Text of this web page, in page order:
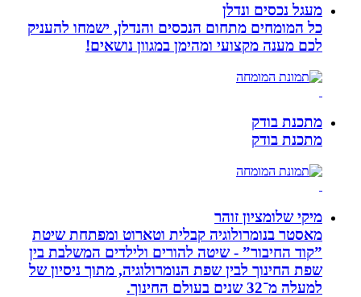
מעגל נכסים ונדלן
כל המומחים מתחום הנכסים והנדלן, ישמחו להעניק
לכם מענה מקצועי ומהימן במגוון נושאים!
מתכנת בודק
מתכנת בודק
מיקי שלומציון זוהר
מאסטר בנומרולוגיה קבלית וטארוט ומפתחת שיטת
”קוד החיבור” - שיטה להורים ולילדים המשלבת בין
שפת החינוך לבין שפת הנומרולוגיה, מתוך ניסיון של
למעלה מ־32 שנים בעולם החינוך.